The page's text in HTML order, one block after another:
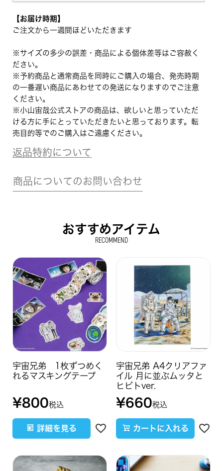
【お届け時期】
ご注文から一週間ほどいただきます
※サイズの多少の誤差・商品による個体差等はご容赦く
ださい。
※予約商品と通常商品を同時にご購入の場合、発売時期
の一番遅い商品にあわせての発送になりますのでご注意
ください。
※小山宙哉公式ストアの商品は、欲しいと思っていただ
ける方に手にとっていただきたいと思っております。転
売目的等でのご購入はご遠慮ください。
返品特約について
商品についてのお問い合わせ
おすすめアイテム
RECOMMEND
宇宙兄弟 1枚ずつめく
れるマスキングテープ
¥800税込
詳細を見る
宇宙兄弟 A4クリアファ
イル 月に並ぶムッタと
ヒビトver.
¥660税込
カートに入れる